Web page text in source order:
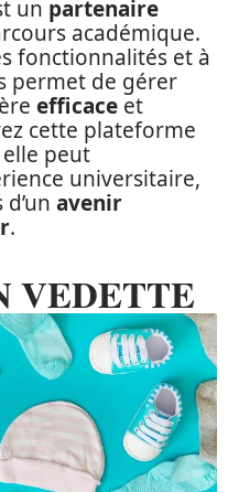
un partenaire
académique.
fonctionnalités et à
permet de gérer
efficace et
cette plateforme
peut
universitaire,
avenir
.
VEDETTE